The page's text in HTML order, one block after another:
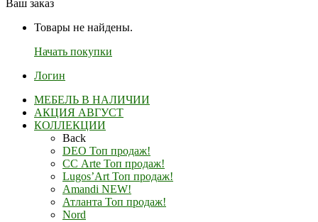
Ваш заказ
Товары не найдены.
Начать покупки
Логин
МЕБЕЛЬ В НАЛИЧИИ
АКЦИЯ АВГУСТ
КОЛЛЕКЦИИ
Back
DEO Топ продаж!
СС Arte Топ продаж!
Lugos’Art Топ продаж!
Amandi NEW!
Атланта Топ продаж!
Nord